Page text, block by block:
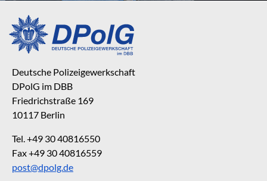
Deutsche Polizeigewerkschaft
DPolG im DBB
Friedrichstraße 169
10117 Berlin
Tel. +49 30 40816550
Fax +49 30 40816559
post@dpolg.de